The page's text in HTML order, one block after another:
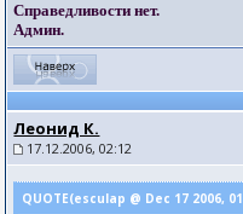
Справедливости нет.
Админ.
Леонид К.
17.12.2006, 02:12
QUOTE(esculap @ Dec 17 2006,